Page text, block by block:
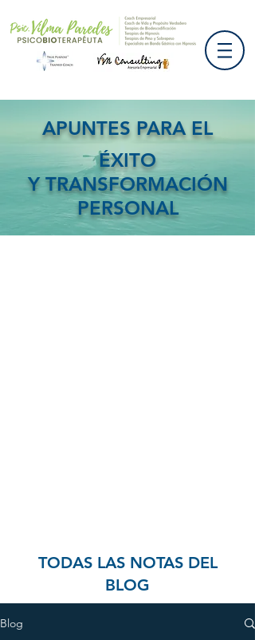
APUNTES PARA EL
ÉXITO
Y TRANSFORMACIÓN
PERSONAL
TODAS LAS NOTAS DEL
BLOG
Blog